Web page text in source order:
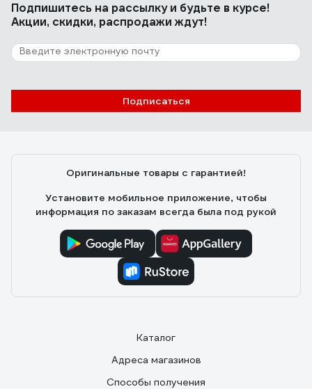
Подпишитесь на рассылкуи будьте в курсе!
Акции, скидки, распродажи ждут!
Подписаться
Оригинальные товары с гарантией!
Установите мобильное приложение, чтобы
информация по заказам всегда была под рукой
Каталог
Адреса магазинов
Способы получения